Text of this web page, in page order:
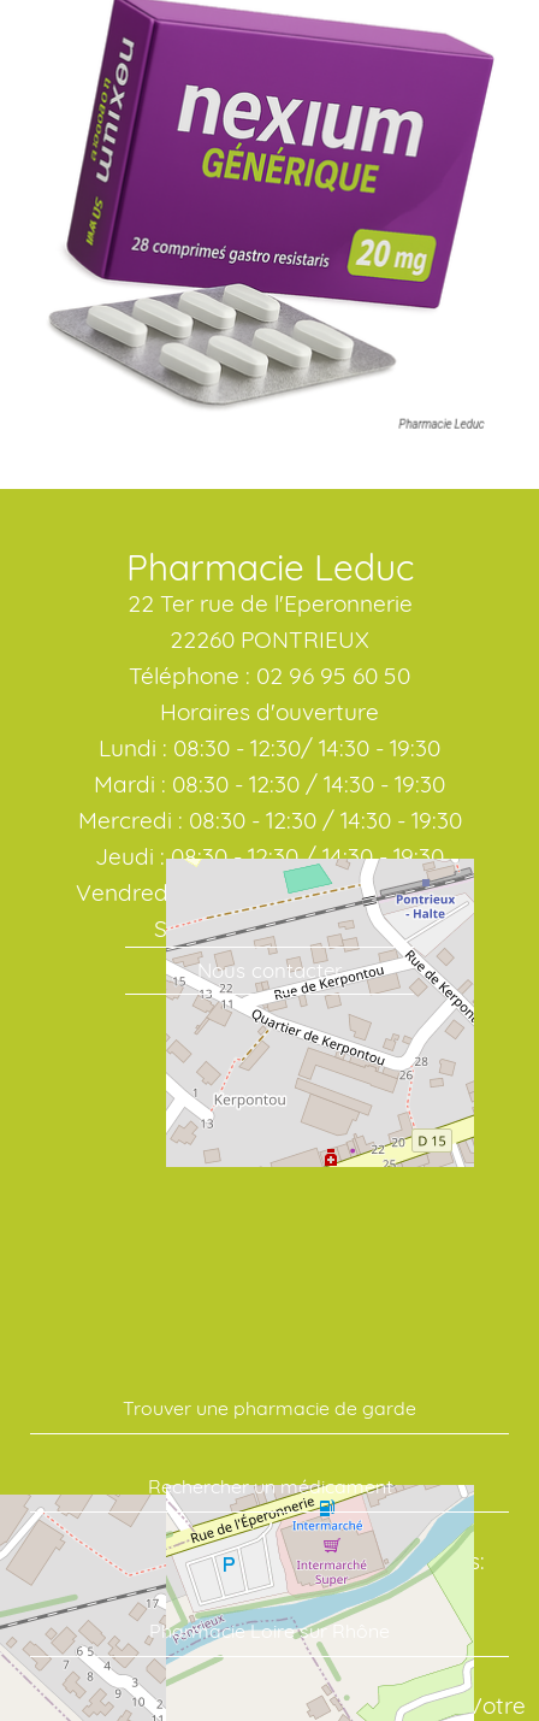
Trouver une pharmacie de garde
Rechercher un médicament
Commandez vos soins en quelques clics:
Pharmacie Loire sur Rhône
assure un suivi sérieux de vos traitements. Votre
Pharmacie Leduc
22 Ter rue de l'Eperonnerie
22260 PONTRIEUX
Téléphone : 02 96 95 60 50
Horaires d'ouverture
Lundi : 08:30 - 12:30/ 14:30 - 19:30
Mardi : 08:30 - 12:30 / 14:30 - 19:30
Mercredi : 08:30 - 12:30 / 14:30 - 19:30
Jeudi : 08:30 - 12:30 / 14:30 - 19:30
Vendredi : 08:30 - 12:30 / 14:30 - 19:30
Samedi : 08:30 / 19:00
Nous contacter